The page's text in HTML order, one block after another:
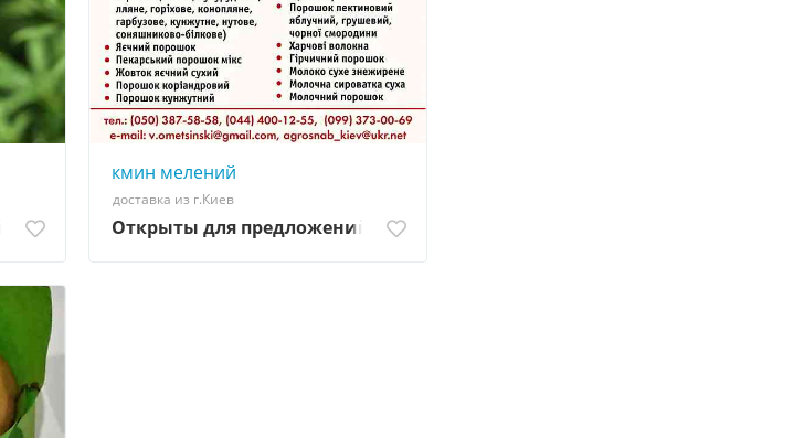
кмин мелений
доставка из г.Киев
Открыты для предложений